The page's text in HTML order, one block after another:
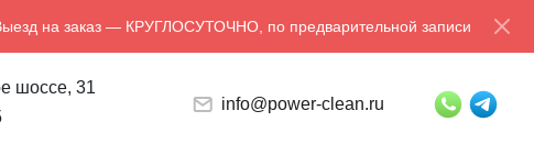
на заказ — КРУГЛОСУТОЧНО, по предварительной записи
шоссе, 31
info@power-clean.ru